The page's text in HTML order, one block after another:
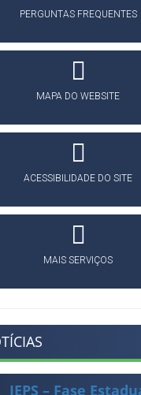
PERGUNTAS FREQUENTES
MAPA DO WEBSITE
ACESSIBILIDADE DO SITE
MAIS SERVIÇOS
JEPS – Fase